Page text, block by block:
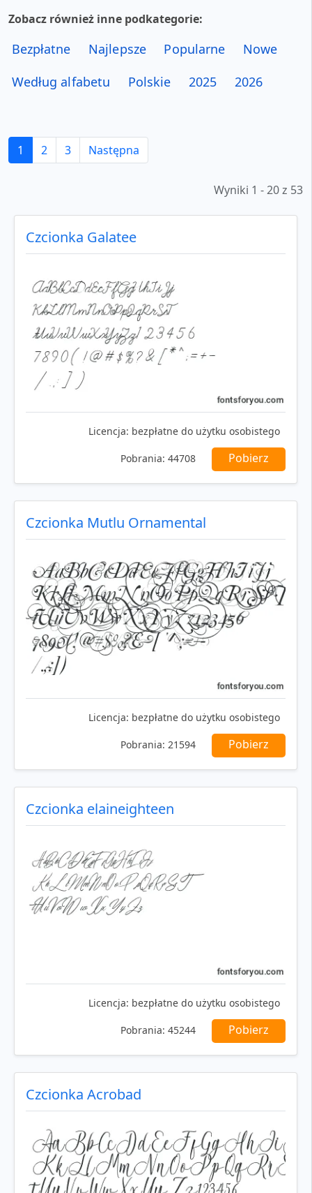
Zobacz również inne podkategorie:
Bezpłatne Najlepsze Popularne
Nowe
Według alfabetu
Polskie 2025 2026
1 2 3 Następna
Wyniki 1 - 20 z 53
Czcionka Galatee
Licencja: bezpłatne do użytku osobistego
Pobrania: 44708 Pobierz
Czcionka Mutlu Ornamental
Licencja: bezpłatne do użytku osobistego
Pobrania: 21594 Pobierz
Czcionka elaineighteen
Licencja: bezpłatne do użytku osobistego
Pobrania: 45244 Pobierz
Czcionka Acrobad